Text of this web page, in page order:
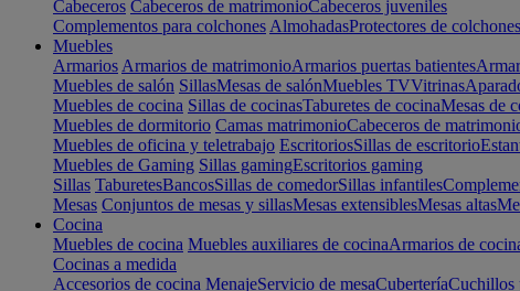
Cabeceros Cabeceros de matrimonioCabeceros juveniles
Complementos para colchones AlmohadasProtectores de colchones
Muebles
Armarios Armarios de matrimonioArmarios puertas batientes
Muebles de salón SillasMesas de salónMuebles TVVitrinas
Muebles de cocina Sillas de cocinasTaburetes de cocinaMesas de
Muebles de dormitorio Camas matrimonioCabeceros de
Muebles de oficina y teletrabajo EscritoriosSillas de escritorio
Muebles de Gaming Sillas gamingEscritorios gaming
Sillas TaburetesBancosSillas de comedorSillas infantiles
Mesas Conjuntos de mesas y sillasMesas extensiblesMesas altas
Cocina
Muebles de cocina Muebles auxiliares de cocinaArmarios de
Cocinas a medida
Accesorios de cocina MenajeServicio de mesaCuberteríaCuchillos